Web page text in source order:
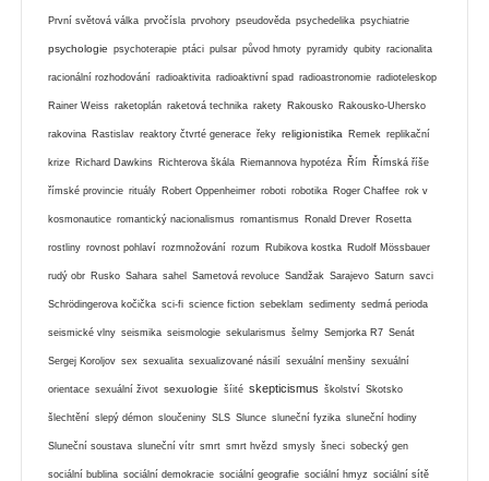
První světová válka prvočísla prvohory pseudověda psychedelika psychiatrie
psychologie psychoterapie ptáci pulsar původ hmoty pyramidy qubity racionalita
racionální rozhodování radioaktivita radioaktivní spad radioastronomie radioteleskop
Rainer Weiss raketoplán raketová technika rakety Rakousko Rakousko-Uhersko
rakovina Rastislav reaktory čtvrté generace řeky religionistika Remek replikační
krize Richard Dawkins Richterova škála Riemannova hypotéza Řím Římská říše
římské provincie rituály Robert Oppenheimer roboti robotika Roger Chaffee rok v
kosmonautice romantický nacionalismus romantismus Ronald Drever Rosetta
rostliny rovnost pohlaví rozmnožování rozum Rubikova kostka Rudolf Mössbauer
rudý obr Rusko Sahara sahel Sametová revoluce Sandžak Sarajevo Saturn savci
Schrödingerova kočička sci-fi science fiction sebeklam sedimenty sedmá perioda
seismické vlny seismika seismologie sekularismus šelmy Semjorka R7 Senát
Sergej Koroljov sex sexualita sexualizované násilí sexuální menšiny sexuální
orientace sexuální život sexuologie šíité skepticismus školství Skotsko
šlechtění slepý démon sloučeniny SLS Slunce sluneční fyzika sluneční hodiny
Sluneční soustava sluneční vítr smrt smrt hvězd smysly šneci sobecký gen
sociální bublina sociální demokracie sociální geografie sociální hmyz sociální sítě